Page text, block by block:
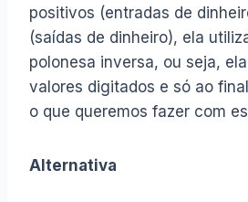
positivos (entradas de
(saídas de dinheiro), ela
polonesa inversa, ou seja,
valores digitados e só ao
o que queremos fazer com
Alternativa